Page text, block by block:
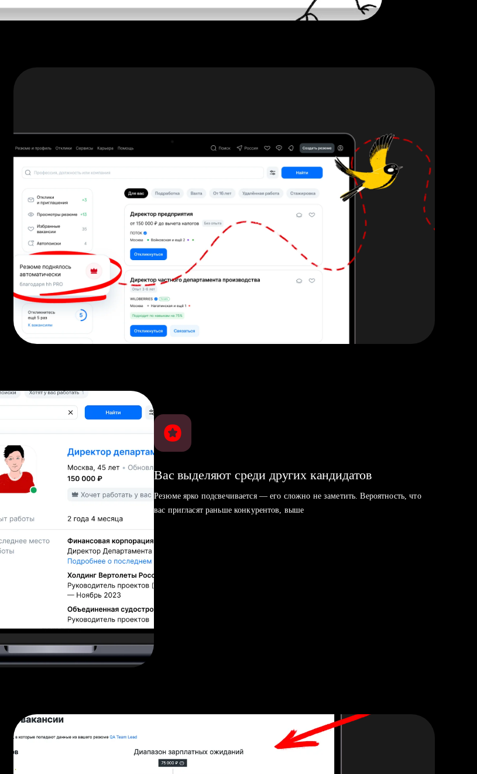
Вас выделяют среди других кандидатов
Резюме ярко подсвечивается — его сложно не заметить. Вероятность, что
вас пригласят раньше конкурентов, выше